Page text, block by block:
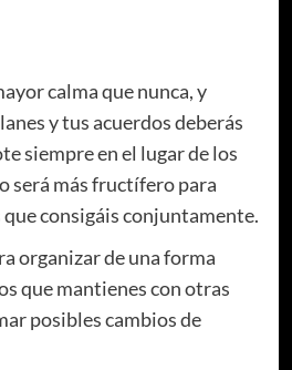
calma que nunca, y
y tus acuerdos deberás
siempre en el lugar de los
será más fructífero para
consigáis conjuntamente.
organizar de una forma
que mantienes con otras
posibles cambios de